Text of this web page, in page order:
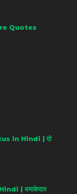
Quotes
in Hindi | दो
| धमाकेदार